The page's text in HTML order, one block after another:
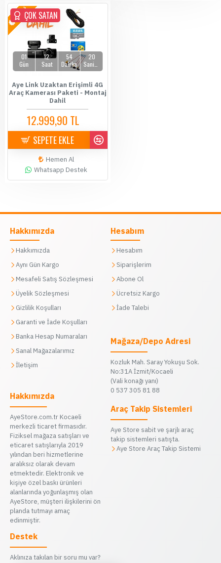
YENİÇOK SATAN
01
Gün
12
Saat
54
Dakika
19
Aye Link Uzaktan Erişimli 4G
Araç Kamerası Paketi - Montaj
Dahil
12.999,90 TL
SEPETE EKLE
Hemen Al
Whatsapp Destek
Hakkımızda
Hakkımızda
Aynı Gün Kargo
Mesafeli Satış Sözleşmesi
Üyelik Sözleşmesi
Gizlilik Koşulları
Garanti ve İade Koşulları
Banka Hesap Numaraları
Sanal Mağazalarımız
İletişim
Hakkımızda
AyeStore.com.tr Kocaeli
merkezli ticaret firmasıdır.
Fiziksel mağaza satışları ve
eticaret satışlarıyla 2019
yılından beri hizmetlerine
aralıksız olarak devam
etmektedir. Elektronik ve
kişiye özel baskı ürünleri
alanlarında yoğunlaşmış olan
AyeStore, müşteri ilişkilerini ön
planda tutmayı amaç
edinmiştir.
Hesabım
Hesabım
Siparişlerim
Abone Ol
Ücretsiz Kargo
İade Talebi
Mağaza/Depo Adresi
Kozluk Mah. Saray Yokuşu Sok.
No:31A İzmit/Kocaeli
(Vali konağı yanı)
0 537 305 81 88
Araç Takip Sistemleri
Aye Store sabit ve şarjlı araç
takip sistemleri satışta.
Aye Store Araç Takip Sistemi
Destek
Aklınıza takılan bir soru mu var?